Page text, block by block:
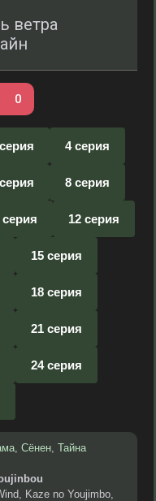
ветра
0
4 серия
8 серия
серия 12 серия
15 серия
18 серия
21 серия
24 серия
, Сёнен, Тайна
Kaze no Youjimbo,